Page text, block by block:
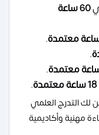
60 ساعة
.
.
.
18 ساعة معتمدة .
لك التدرج العلمي
مهنية وأكاديمية